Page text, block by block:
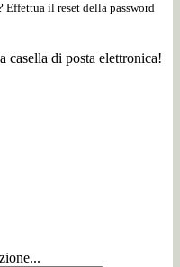
Effettua il reset della password
casella di posta elettronica!